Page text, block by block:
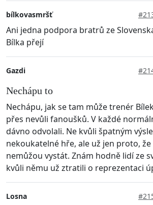
bílkovasmršť
Ani jedna podpora bratrů ze
Bílka přejí
Gazdi
Nechápu to
Nechápu, jak se tam může trenér
přes nevůli fanoušků. V každé
dávno odvolali. Ne kvůli špatným
nekoukatelné hře, ale už jen proto,
nemůžou vystát. Znám hodně lidí ze
kvůli němu už ztratili o reprezentaci
Losna